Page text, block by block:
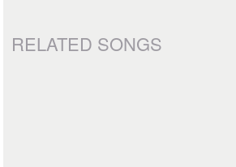
RELATED SONGS